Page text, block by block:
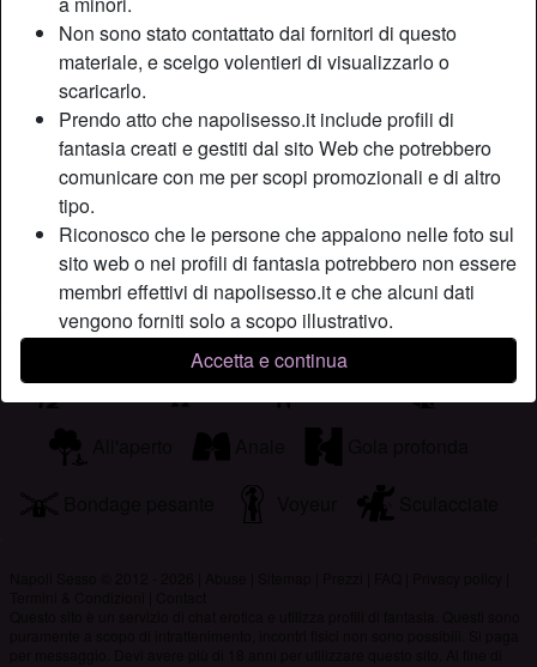
Non sono stato contattato dai fornitori di questo
materiale, e scelgo volentieri di visualizzarlo o
scaricarlo.
Prendo atto che napolisesso.it include profili di
fantasia creati e gestiti dal sito Web che potrebbero
comunicare con me per scopi promozionali e di altro
tipo.
Riconosco che le persone che appaiono nelle foto sul
sito web o nei profili di fantasia potrebbero non essere
membri effettivi di napolisesso.it e che alcuni dati
vengono forniti solo a scopo illustrativo.
Riconosco che napolisesso.it non effettua indagini sui
precedenti dei suoi membri e che il sito Web non
tenta altrimenti di verificare l'esattezza delle
Accetta e continua
person_pin Descrizione
Sono seria e affidabile, sono una donna molto concreta e
non sopporto i perditempo. Se sei interessato contattami
subito, troveremo sicuramente il modo per incontrarci. Mi
piace il sesso in ogni sua forma e non metto mai limiti, e
adoro sperimentare.
Sta cercando
Uomo, Etero, Asiatica, 26-35
Tags
Pompini Orali Roleplay Sega